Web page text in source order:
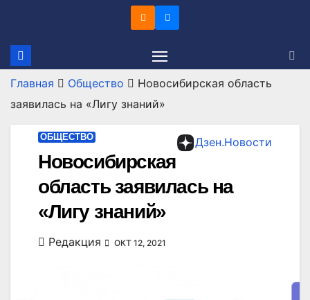
содержимому
Главная Общество
Новосибирская область
заявилась на «Лигу знаний»
Дзен.Новости
ОБЩЕСТВО
Новосибирская
область заявилась на
«Лигу знаний»
Редакция ОКТ 12, 2021